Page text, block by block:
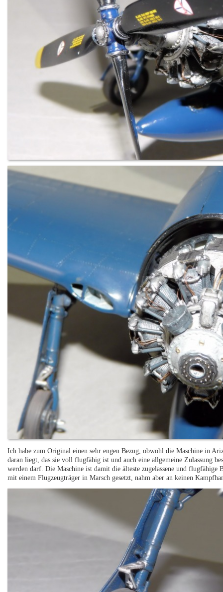
Ich habe zum Original einen sehr engen Bezug, obwohl die Maschine in
daran liegt, das sie voll flugfähig ist und auch eine allgemeine Zulassung
werden darf. Die Maschine ist damit die älteste zugelassene und
mit einem Flugzeugträger in Marsch gesetzt, nahm aber an keinen